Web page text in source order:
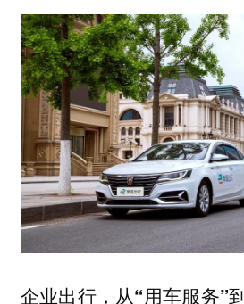
企业出行，从“用车服务”